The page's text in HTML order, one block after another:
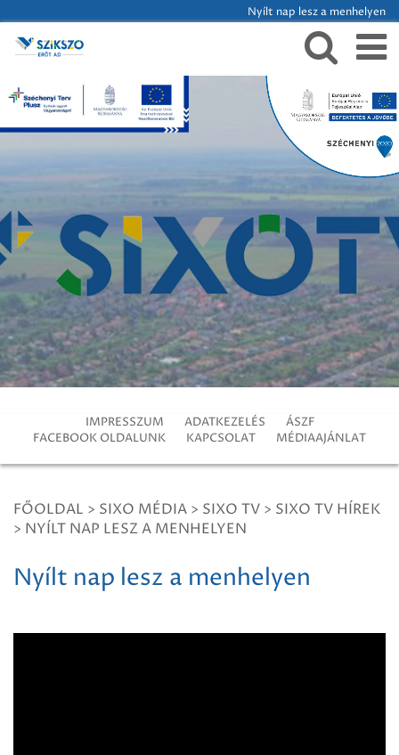
Nyílt nap lesz a menhelyen
IMPRESSZUM ADATKEZELÉS
ÁSZF
FACEBOOK OLDALUNK
KAPCSOLAT MÉDIAAJÁNLAT
FŐOLDAL > SIXO MÉDIA > SIXO TV > SIXO TV HÍREK
> NYÍLT NAP LESZ A MENHELYEN
Nyílt nap lesz a menhelyen